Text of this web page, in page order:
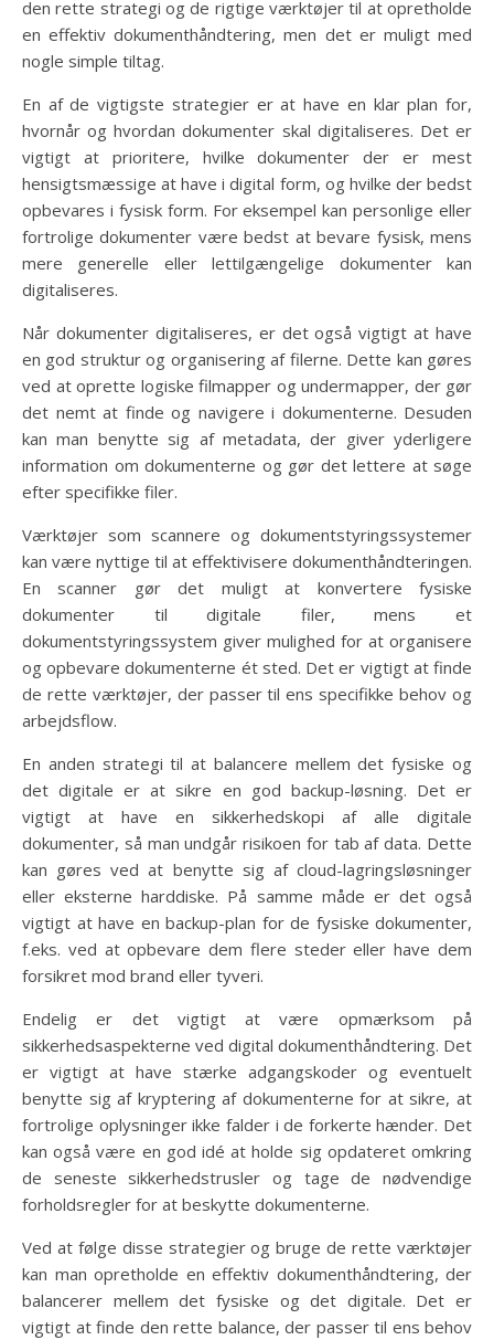
den rette strategi og de rigtige værktøjer til at opretholde
en effektiv dokumenthåndtering, men det er muligt med
nogle simple tiltag.
En af de vigtigste strategier er at have en klar plan for,
hvornår og hvordan dokumenter skal digitaliseres. Det er
vigtigt at prioritere, hvilke dokumenter der er mest
hensigtsmæssige at have i digital form, og hvilke der bedst
opbevares i fysisk form. For eksempel kan personlige eller
fortrolige dokumenter være bedst at bevare fysisk, mens
mere generelle eller lettilgængelige dokumenter kan
digitaliseres.
Når dokumenter digitaliseres, er det også vigtigt at have
en god struktur og organisering af filerne. Dette kan gøres
ved at oprette logiske filmapper og undermapper, der gør
det nemt at finde og navigere i dokumenterne. Desuden
kan man benytte sig af metadata, der giver yderligere
information om dokumenterne og gør det lettere at søge
efter specifikke filer.
Værktøjer som scannere og dokumentstyringssystemer
kan være nyttige til at effektivisere dokumenthåndteringen.
En scanner gør det muligt at konvertere fysiske
dokumenter til digitale filer, mens et
dokumentstyringssystem giver mulighed for at organisere
og opbevare dokumenterne ét sted. Det er vigtigt at finde
de rette værktøjer, der passer til ens specifikke behov og
arbejdsflow.
En anden strategi til at balancere mellem det fysiske og
det digitale er at sikre en god backup-løsning. Det er
vigtigt at have en sikkerhedskopi af alle digitale
dokumenter, så man undgår risikoen for tab af data. Dette
kan gøres ved at benytte sig af cloud-lagringsløsninger
eller eksterne harddiske. På samme måde er det også
vigtigt at have en backup-plan for de fysiske dokumenter,
f.eks. ved at opbevare dem flere steder eller have dem
forsikret mod brand eller tyveri.
Endelig er det vigtigt at være opmærksom på
sikkerhedsaspekterne ved digital dokumenthåndtering. Det
er vigtigt at have stærke adgangskoder og eventuelt
benytte sig af kryptering af dokumenterne for at sikre, at
fortrolige oplysninger ikke falder i de forkerte hænder. Det
kan også være en god idé at holde sig opdateret omkring
de seneste sikkerhedstrusler og tage de nødvendige
forholdsregler for at beskytte dokumenterne.
Ved at følge disse strategier og bruge de rette værktøjer
kan man opretholde en effektiv dokumenthåndtering, der
balancerer mellem det fysiske og det digitale. Det er
vigtigt at finde den rette balance, der passer til ens behov